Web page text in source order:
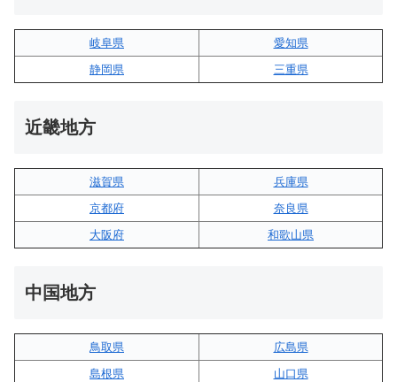
岐阜県
愛知県
静岡県
三重県
近畿地方
滋賀県
兵庫県
京都府
奈良県
大阪府
和歌山県
中国地方
鳥取県
広島県
島根県
山口県